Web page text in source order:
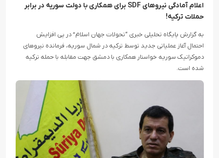
اعلام آمادگی نیروهای SDF برای همکاری با دولت سوریه در برابر
حملات ترکیه!
به گزارش پایگاه تحلیلی خبری “تحولات جهان اسلام” در پی افزایش
احتمال آغاز عملیاتی جدید توسط ترکیه در شمال سوریه، فرمانده نیروهای
دموکراتیک سوریه خواستار همکاری با دمشق جهت مقابله با حمله ترکیه
شده است.